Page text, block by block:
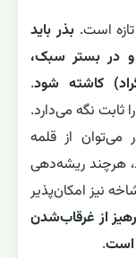
تازه است.بذر باید
در بستر سبک،
.
ثابت نگه می‌دارد.
می‌توان از قلمه
هرچند ریشه‌دهی
نیز امکان‌پذیر
از غرقاب‌شدن
است.